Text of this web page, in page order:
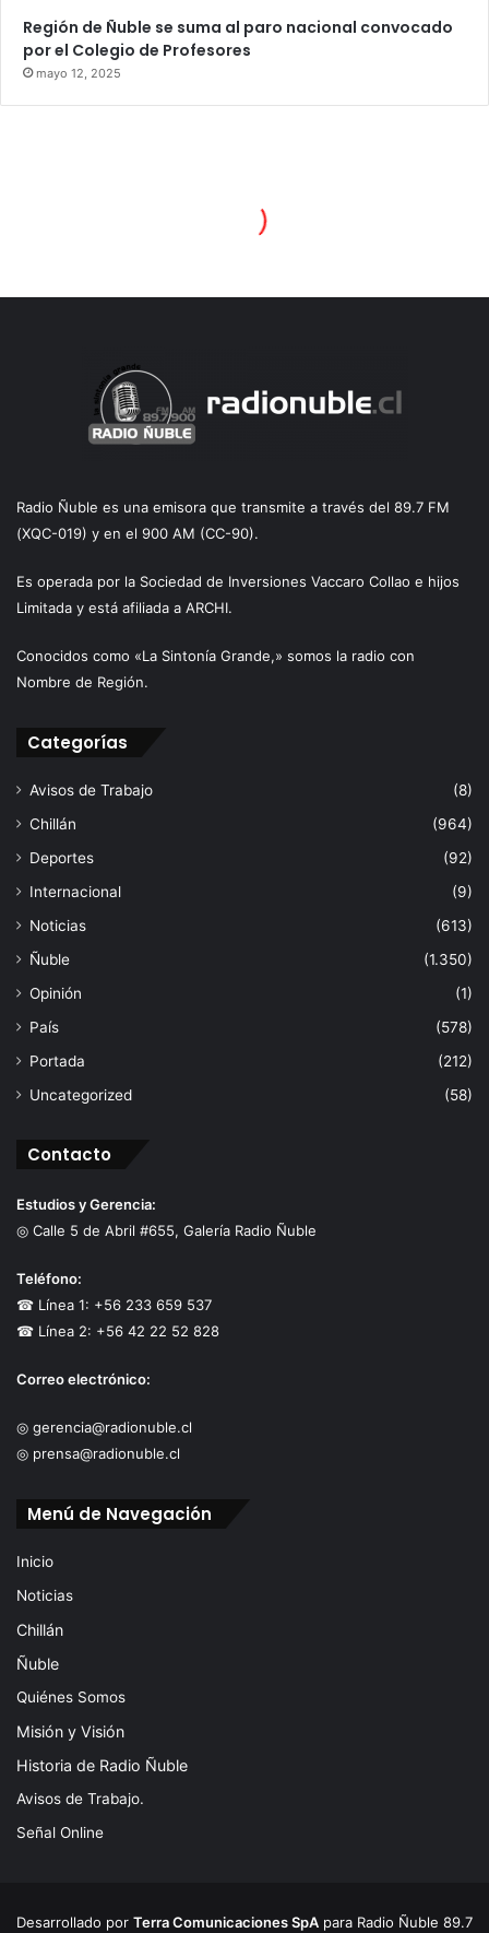
Región de Ñuble se suma al paro nacional convocado
por el Colegio de Profesores
mayo 12, 2025
Radio Ñuble es una emisora que transmite a través del 89.7 FM
(XQC-019) y en el 900 AM (CC-90).
Es operada por la Sociedad de Inversiones Vaccaro Collao e hijos
Limitada y está afiliada a ARCHI.
Conocidos como «La Sintonía Grande,» somos la radio con
Nombre de Región.
Categorías
Avisos de Trabajo
(8)
Chillán
(964)
Deportes
(92)
Internacional
(9)
Noticias
(613)
Ñuble
(1.350)
Opinión
(1)
País
(578)
Portada
(212)
Uncategorized
(58)
Contacto
Estudios y Gerencia:
◎ Calle 5 de Abril #655, Galería Radio Ñuble
Teléfono:
☎ Línea 1: +56 233 659 537
☎ Línea 2: +56 42 22 52 828
Correo electrónico:
◎ gerencia@radionuble.cl
◎ prensa@radionuble.cl
Menú de Navegación
Inicio
Noticias
Chillán
Ñuble
Quiénes Somos
Misión y Visión
Historia de Radio Ñuble
Avisos de Trabajo.
Señal Online
Desarrollado por Terra Comunicaciones SpA para Radio Ñuble 89.7